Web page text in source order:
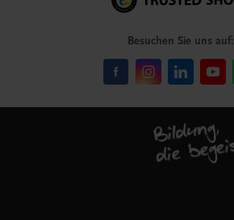
Besuchen Sie uns auf: